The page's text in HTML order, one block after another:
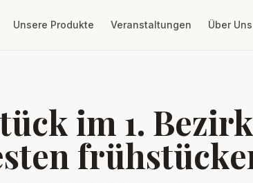
Unsere Produkte Veranstaltungen Über Uns
im 1.